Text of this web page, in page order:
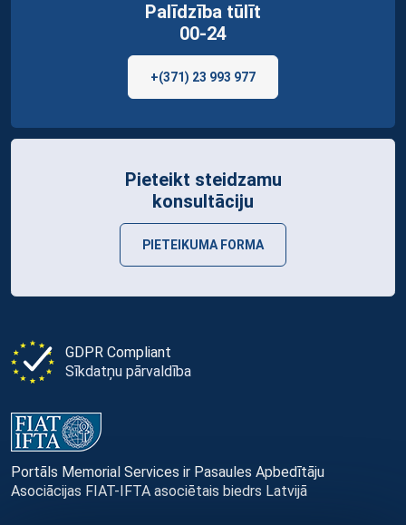
GDPR Compliant
Sīkdatņu pārvaldība
Portāls Memorial Services ir Pasaules Apbedītāju
Asociācijas FIAT-IFTA asociētais biedrs Latvijā
Palīdzība tūlīt
00-24
+(371) 23 993 977
Pieteikt steidzamu
konsultāciju
PIETEIKUMA FORMA